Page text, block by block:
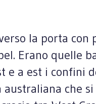
la porta con
Erano quelle
e a est i confini
che